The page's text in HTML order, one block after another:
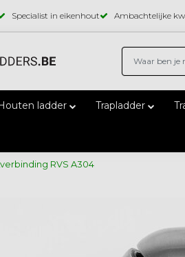
Specialist in eikenhout Ambachtelijke
Houten ladder Trapladder
RVS A304